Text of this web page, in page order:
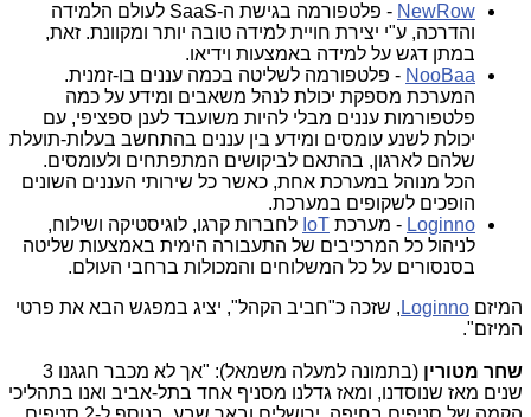
NewRow
- פלטפורמה בגישת ה-SaaS לעולם הלמידה
והדרכה, ע"י יצירת חויית למידה טובה יותר ומקוונת. זאת,
במתן דגש על למידה באמצעות וידיאו.
NooBaa - פלטפורמה לשליטה בכמה עננים בו-זמנית.
המערכת מספקת יכולת לנהל משאבים ומידע על כמה
פלטפורמות עננים מבלי להיות משועבד לענן ספציפי, עם
יכולת לשנע עומסים ומידע בין עננים בהתחשב בעלות-תועלת
שלהם לארגון, בהתאם לביקושים המתפתחים ולעומסים.
הכל מנוהל במערכת אחת, כאשר כל שירותי העננים השונים
הופכים לשקופים במערכת.
Loginno - מערכת IoT לחברות קרגו, לוגיסטיקה ושילוח,
לניהול כל המרכיבים של התעבורה הימית באמצעות שליטה
בסנסורים על כל המשלוחים והמכולות ברחבי העולם.
המיזם Loginno , שזכה כ"חביב הקהל", יציג במפגש הבא את פרטי
המיזם".
שחר מטורין
(בתמונה למעלה משמאל): "אך לא מכבר חגגנו 3
שנים מאז שנוסדנו, ומאז גדלנו מסניף אחד בתל-אביב ואנו בתהליכי